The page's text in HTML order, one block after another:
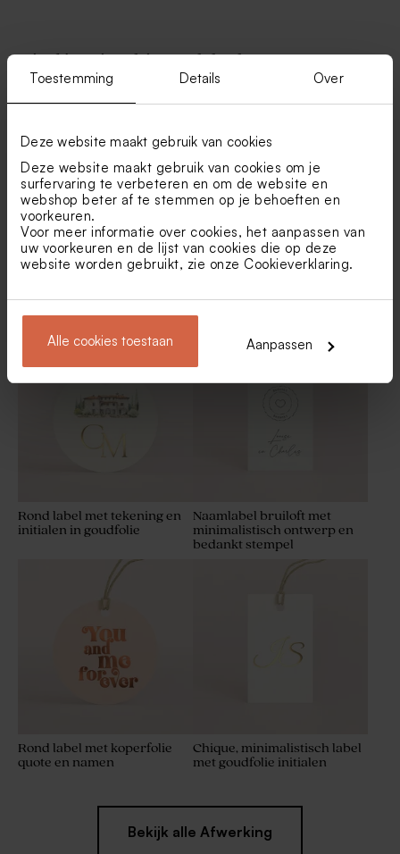
Toestemming Details Over
Deze website maakt gebruik van cookies
Deze website maakt gebruik van cookies om je
surfervaring te verbeteren en om de website en
webshop beter af te stemmen op je behoeften en
voorkeuren.
Voor meer informatie over cookies, het aanpassen van
uw voorkeuren en de lijst van cookies die op deze
website worden gebruikt, zie onze Cookieverklaring.
Alle cookies toestaan Aanpassen
met namen in goudfolie
ampersand en namen in
jullie namen en datum in
fotobedankkaartje
Set trouwbedankjes goud
klinkende champagne
coupes
met namen en sierlijke strik
Nieuw
Rond label met tekening en
initialen in goudfolie
Naamlabel bruiloft met
minimalistisch ontwerp en
bedankt stempel
Rond label met koperfolie
quote en namen
Chique, minimalistisch label
met goudfolie initialen
Bekijk alle Afwerking